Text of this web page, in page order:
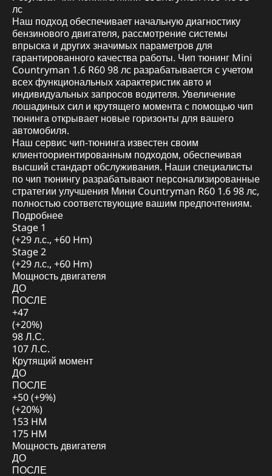
лс
Наш подход обеспечивает начальную диагностику
бензинового двигателя, рассмотрение системы
впрыска и других значимых параметров для
гарантированного качества работы. Чип тюнинг Mini
Countryman 1.6 R60 98 лс разрабатывается с учетом
всех функциональных характеристик авто и
индивидуальных запросов водителя. Увеличение
лошадиных сил и крутящего момента с помощью чип
тюнинга открывает новые горизонты для вашего
автомобиля.
Наш сервис чип-тюнинга известен своим
клиентоориентированным подходом, обеспечивая
высший стандарт обслуживания. Наши специалисты
по чип тюнингу разрабатывают персонализированные
стратегии улучшения Мини Countryman R60 1.6 98 лс,
полностью соответствующие вашим предпочтениям.
Подробнее
Stage 1
(+29 л.с., +60 Hm)
Stage 2
(+29 л.с., +60 Hm)
Мощность двигателя
ДО
ПОСЛЕ
+47
(+20%)
98 Л.С.
107 Л.С.
Крутящий момент
ДО
ПОСЛЕ
+50 (+9%)
(+20%)
153 HM
175 HM
Мощность двигателя
ДО
ПОСЛЕ